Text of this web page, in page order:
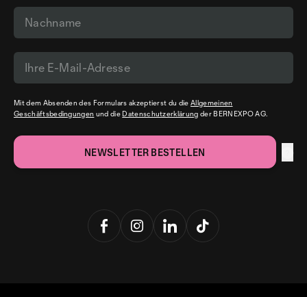
Mit dem Absenden des Formulars akzeptierst du dieAllgemeinen
Geschäftsbedingungen und die Datenschutzerklärung der BERNEXPO AG.